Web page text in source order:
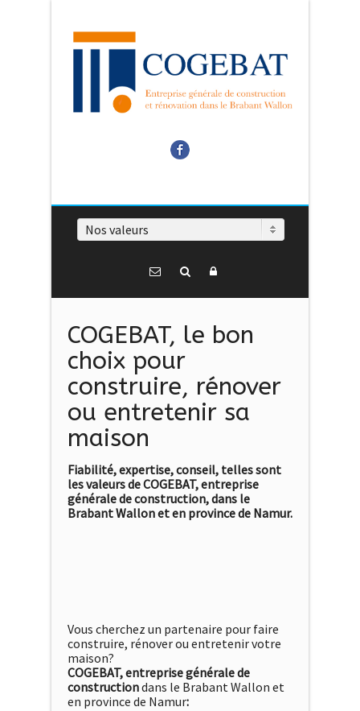
Nos valeurs
COGEBAT, le bon
choix pour
construire, rénover
ou entretenir sa
maison
Fiabilité, expertise, conseil, telles sont
les valeurs de COGEBAT, entreprise
générale de construction, dans le
Brabant Wallon et en province de Namur.
Vous cherchez un partenaire pour faire
construire, rénover ou entretenir votre
maison?
COGEBAT, entreprise générale de
constructiondans le Brabant Wallon et
en province de Namur: